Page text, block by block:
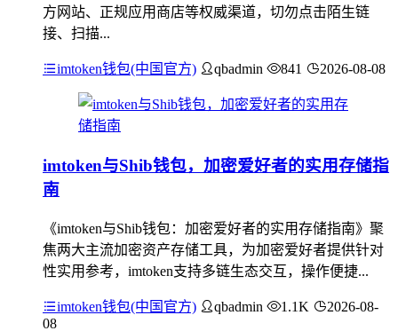
方网站、正规应用商店等权威渠道，切勿点击陌生链
接、扫描...
imtoken钱包(中国官方) qbadmin 841 2026-08-08
imtoken与Shib钱包，加密爱好者的实用存储指
南
《imtoken与Shib钱包：加密爱好者的实用存储指南》聚
焦两大主流加密资产存储工具，为加密爱好者提供针对
性实用参考，imtoken支持多链生态交互，操作便捷...
imtoken钱包(中国官方) qbadmin 1.1K
2026-08-
08